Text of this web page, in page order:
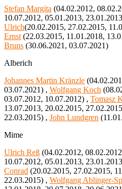
Stefan Margita (04.02.2012,
10.07.2012, 05.01.2013,
Ulrich(20.02.2015, 27.02.2015,
Ernst (22.03.2015, 11.01.2018,
Bruns (30.06.2021, 03.07.2021)
Alberich
Johannes Martin Kränzle
03.07.2021) , Wolfgang Koch
03.07.2012, 10.07.2012) , Tomasz
13.07.2013, 20.02.2015,
22.03.2015) , John Lundgren
Mime
Ulrich Reß (04.02.2012,
10.07.2012, 05.01.2013,
Conrad (20.02.2015, 27.02.2015,
22.03.2015) , Wolfgang Ablinger-